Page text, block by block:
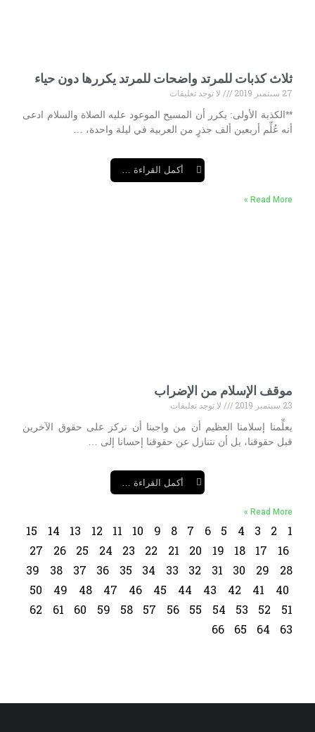
ثلاث كذبات للمرتد واضحات للمرتد يكررها دون حياء
27 سبتمبر 2019
لا توجد تعليقات
**الكذبة الأولى: يكرر أن المسيح الموعود عليه الصلاة والسلام ادعى
أنه عُلِّم أربعين ألف جذرٍ من العربية في ليلة واحدة، …
أكمل القراءة …
Read More »
موقف الإسلام من الإضراب
23 سبتمبر 2019
لا توجد تعليقات
يعلِّمنا إسلامنا العظيم أن من واجبنا أن نركز على حقوق الآخرين
قبل حقوقنا، بل أن نتنازل عن حقوقنا إحسانا إلى …
أكمل القراءة …
Read More »
1
2
3
4
5
6
7
8
9
10
11
12
13
14
15
16
17
18
19
20
21
22
23
24
25
26
27
28
29
30
31
32
33
34
35
36
37
38
39
40
41
42
43
44
45
46
47
48
49
50
51
52
53
54
55
56
57
58
59
60
61
62
63
64
65
66